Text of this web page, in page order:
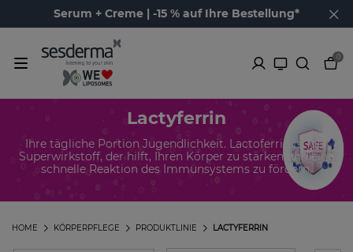
Serum + Creme | -15 % auf Ihre Bestellung*
0
Lactyferrin
Ihre tägliche Portion Jugendlichkeit. Lactoferrin ist der
Superwirkstoff, der hilft, Ihren Körper zu stärken und eine
schnelle Reaktion des Immunsystems zu fördern.
LACTYFERRIN
PRODUKTLINIE
KÖRPERPFLEGE
HOME